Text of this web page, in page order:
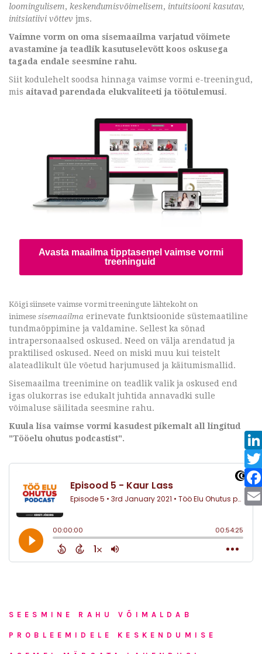
loomingulisem, keskendumisvõimelisem, intuitsiooni kasutav,
initsiatiivi võttev jms.
Vaimne vorm on oma sisemaailma varjatud võimete
avastamine ja teadlik kasutuselevõtt koos oskusega
tagada endale seesmine rahu.
Siit kodulehelt soodsa hinnaga vaimse vormi e-treeningud,
mis aitavad parendada elukvaliteeti ja töötulemusi.
Avasta maailma tipptasemel vaimse vormi
treeninguid
Kõigi siinsete vaimse vormi treeningute lähtekoht on
inimese sisemaailma erinevate funktsioonide süstemaatiline
tundmaõppimine ja valdamine. Sellest ka sõnad
intrapersonaalsed oskused. Need on välja arendatud ja
praktilised oskused. Need on miski muu kui teistelt
alateadlikult üle võetud harjumused ja käitumismallid.
Sisemaailma treenimine on teadlik valik ja oskused end
igas olukorras ise edukalt juhtida annavadki sulle
võimaluse säilitada seesmine rahu.
Kuula lisa vaimse vormi kasudest pikemalt all lingitud
"Tööelu ohutus podcastist".
SEESMINE RAHU VÕIMALDAB
PROBLEEMIDELE KESKENDUMISE